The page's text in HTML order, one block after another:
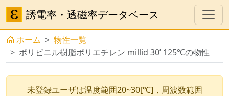
誘電率・透磁率データベース
ホーム
物性一覧
ポリビニル樹脂ポリエチレン millid 30’ 125℃の物性
未登録ユーザは温度範囲20~30[℃]，周波数範囲